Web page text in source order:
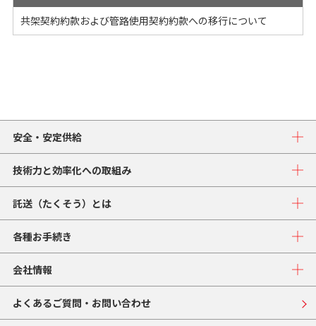
共架契約約款および管路使用契約約款への移行について
安全・安定供給
技術力と効率化への取組み
託送（たくそう）とは
各種お手続き
会社情報
よくあるご質問・お問い合わせ